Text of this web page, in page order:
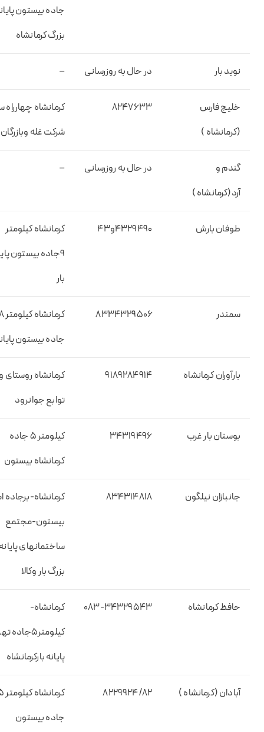
جاده بیستون
بزرگ کرمانشاه
نوید بار در حال به روزرسانی –
خلیج فارس
(کرمانشاه )
۸۲۴۷۶۳۳
کرمانشاه چهارراه
شرکت غله وبازرگان
گندم و
آرد(کرمانشاه )
در حال به روزرسانی –
طوفان بارش ۴۳۲۹۴۹۰و۴۳
کرمانشاه کیلومتر
۹جاده بیستون
بار
سمندر ۸۳۳۴۳۲۹۵۰۶
جاده بیستون
بارآوران کرمانشاه ۹۱۸۹۲۸۴۹۱۴
کرمانشاه روستای
توابع جوانرود
بوستان بار غرب ۳۴۳۱۹۴۹۶
کیلومتر ۵ جاده
کرمانشاه بیستون
جانبازان نیلگون ۸۳۴۳۱۴۸۱۸
کرمانشاه-برجاده
بیستون-مجتمع
ساختمانهای
بزرگ بار وکالا
حافظ کرمانشاه ۰۸۳-۳۴۳۲۹۵۴۳
کرمانشاه-
پایانه بارکرمانشاه
آبادان (کرمانشاه ) ۸۲۲۹۹۲۴/۸۲
جاده بیستون